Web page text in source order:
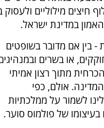
חיצים מילוליים
במדינת ישראל.
- בין אם מדובר בשופטים
או בשרים
מתוך רצון אמיתי
אולם, כפי
לשמור על ממלכתיות
בעיצומו של פולמוס סוער.